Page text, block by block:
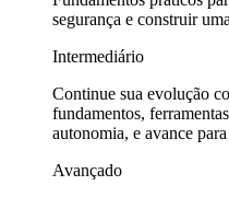
segurança e construir
Intermediário
Continue sua evolução
fundamentos,
autonomia, e avance
Avançado